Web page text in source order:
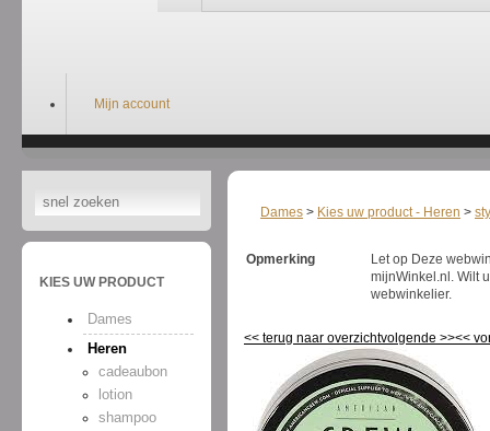
Mijn account
KIES UW PRODUCT
Dames
Heren
cadeaubon
lotion
shampoo
Dames > Kies uw product - Heren >
Opmerking
Let op Deze
mijnWinkel.nl. Wilt
webwinkelier.
<< terug naar overzichtvolgende >><<